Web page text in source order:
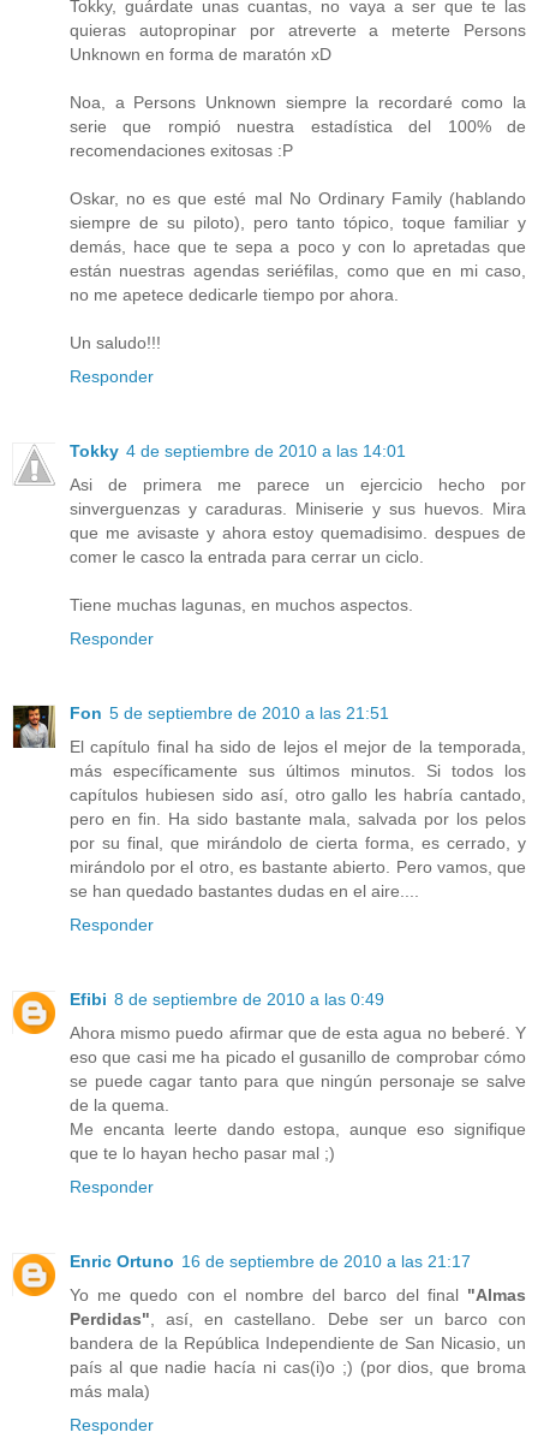
Tokky, guárdate unas cuantas, no vaya a ser que te las
quieras autopropinar por atreverte a meterte Persons
Unknown en forma de maratón xD
Noa, a Persons Unknown siempre la recordaré como la
serie que rompió nuestra estadística del 100% de
recomendaciones exitosas :P
Oskar, no es que esté mal No Ordinary Family (hablando
siempre de su piloto), pero tanto tópico, toque familiar y
demás, hace que te sepa a poco y con lo apretadas que
están nuestras agendas seriéfilas, como que en mi caso,
no me apetece dedicarle tiempo por ahora.
Un saludo!!!
Responder
Tokky 4 de septiembre de 2010 a las 14:01
Asi de primera me parece un ejercicio hecho por
sinverguenzas y caraduras. Miniserie y sus huevos. Mira
que me avisaste y ahora estoy quemadisimo. despues de
comer le casco la entrada para cerrar un ciclo.
Tiene muchas lagunas, en muchos aspectos.
Responder
Fon 5 de septiembre de 2010 a las 21:51
El capítulo final ha sido de lejos el mejor de la temporada,
más específicamente sus últimos minutos. Si todos los
capítulos hubiesen sido así, otro gallo les habría cantado,
pero en fin. Ha sido bastante mala, salvada por los pelos
por su final, que mirándolo de cierta forma, es cerrado, y
mirándolo por el otro, es bastante abierto. Pero vamos, que
se han quedado bastantes dudas en el aire....
Responder
Efibi 8 de septiembre de 2010 a las 0:49
Ahora mismo puedo afirmar que de esta agua no beberé. Y
eso que casi me ha picado el gusanillo de comprobar cómo
se puede cagar tanto para que ningún personaje se salve
de la quema.
Me encanta leerte dando estopa, aunque eso signifique
que te lo hayan hecho pasar mal ;)
Responder
Enric Ortuno 16 de septiembre de 2010 a las 21:17
Yo me quedo con el nombre del barco del final "Almas
Perdidas", así, en castellano. Debe ser un barco con
bandera de la República Independiente de San Nicasio, un
país al que nadie hacía ni cas(i)o ;) (por dios, que broma
más mala)
Responder